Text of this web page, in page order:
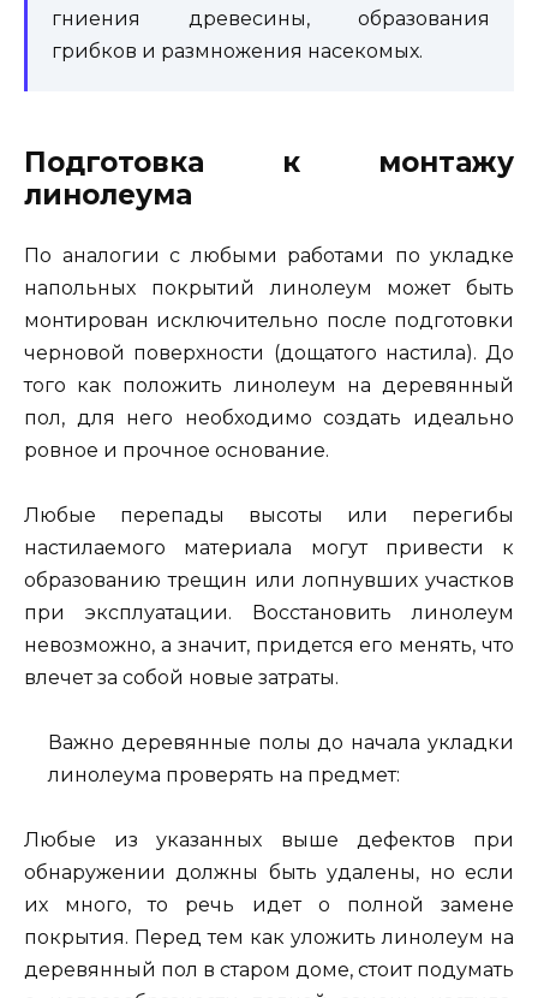
гниения древесины, образования
грибков и размножения насекомых.
Подготовка к монтажу
линолеума
По аналогии с любыми работами по укладке
напольных покрытий линолеум может быть
монтирован исключительно после подготовки
черновой поверхности (дощатого настила). До
того как положить линолеум на деревянный
пол, для него необходимо создать идеально
ровное и прочное основание.
Любые перепады высоты или перегибы
настилаемого материала могут привести к
образованию трещин или лопнувших участков
при эксплуатации. Восстановить линолеум
невозможно, а значит, придется его менять, что
влечет за собой новые затраты.
Важно деревянные полы до начала укладки
линолеума проверять на предмет:
Любые из указанных выше дефектов при
обнаружении должны быть удалены, но если
их много, то речь идет о полной замене
покрытия. Перед тем как уложить линолеум на
деревянный пол в старом доме, стоит подумать